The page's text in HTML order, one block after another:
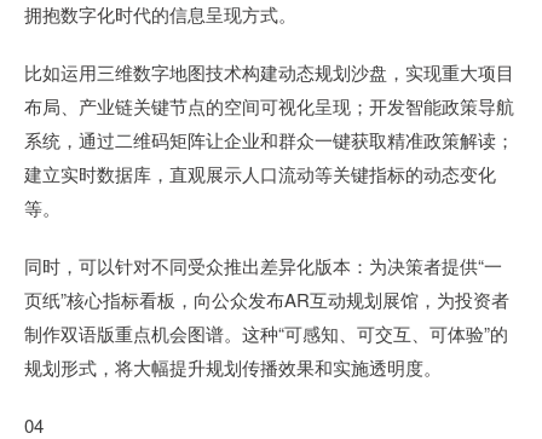
拥抱数字化时代的信息呈现方式。
比如运用三维数字地图技术构建动态规划沙盘，实现重大项目
布局、产业链关键节点的空间可视化呈现；开发智能政策导航
系统，通过二维码矩阵让企业和群众一键获取精准政策解读；
建立实时数据库，直观展示人口流动等关键指标的动态变化
等。
同时，可以针对不同受众推出差异化版本：为决策者提供“一
页纸”核心指标看板，向公众发布AR互动规划展馆，为投资者
制作双语版重点机会图谱。这种“可感知、可交互、可体验”的
规划形式，将大幅提升规划传播效果和实施透明度。
04